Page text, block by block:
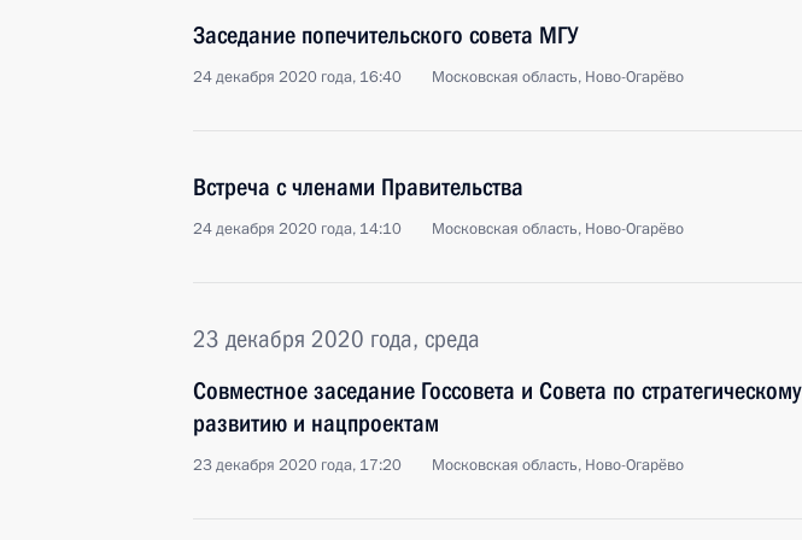
Заседание попечительского совета МГУ
24 декабря 2020 года, 16:40 Московская область, Ново-Огарёво
Встреча с членами Правительства
24 декабря 2020 года, 14:10 Московская область, Ново-Огарёво
23 декабря 2020 года, среда
Совместное заседание Госсовета и Совета по стратегическому
развитию и нацпроектам
23 декабря 2020 года, 17:20 Московская область, Ново-Огарёво